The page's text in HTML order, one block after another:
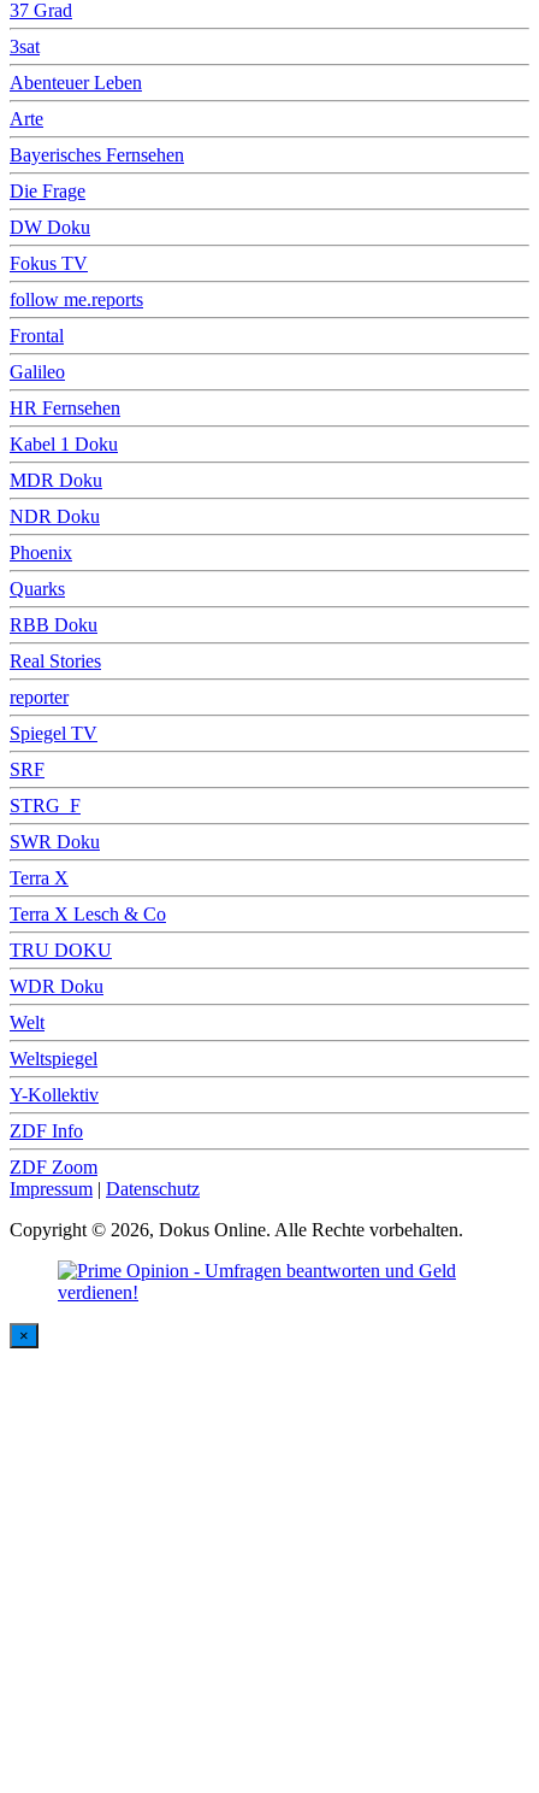
37 Grad
3sat
Abenteuer Leben
Arte
Bayerisches Fernsehen
Die Frage
DW Doku
Fokus TV
follow me.reports
Frontal
Galileo
HR Fernsehen
Kabel 1 Doku
MDR Doku
NDR Doku
Phoenix
Quarks
RBB Doku
Real Stories
reporter
Spiegel TV
SRF
STRG_F
SWR Doku
Terra X
Terra X Lesch & Co
TRU DOKU
WDR Doku
Welt
Weltspiegel
Y-Kollektiv
ZDF Info
ZDF Zoom
Impressum | Datenschutz
Copyright © 2026, Dokus Online. Alle Rechte vorbehalten.
×